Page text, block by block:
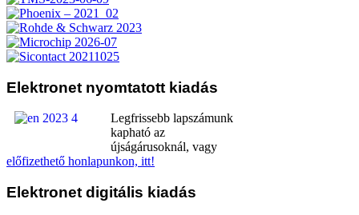
Elektronet nyomtatott kiadás
Legfrissebb lapszámunk
kapható az
újságárusoknál, vagy
előfizethető honlapunkon, itt!
Elektronet digitális kiadás